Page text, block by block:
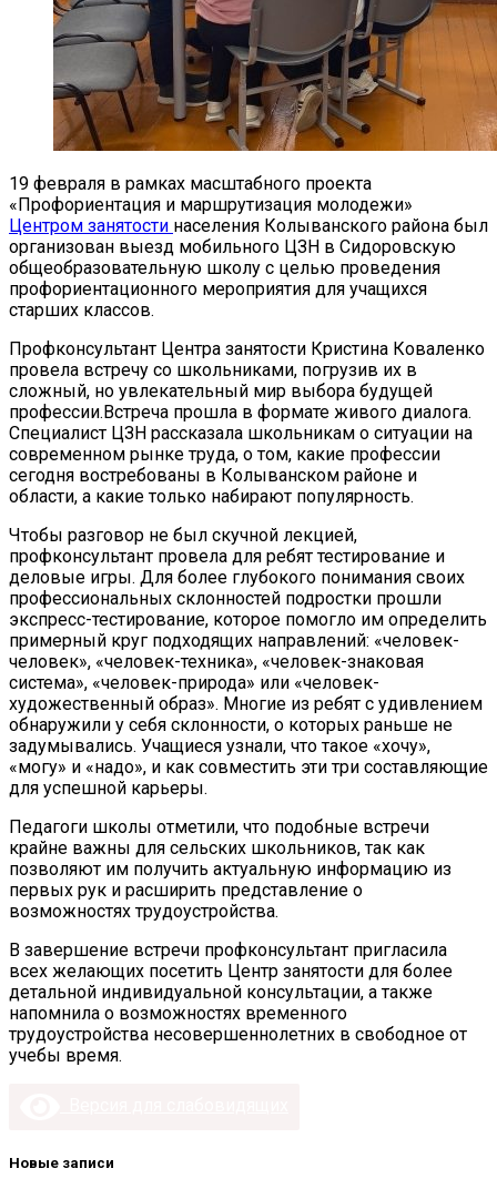
19 февраля в рамках масштабного проекта
«Профориентация и маршрутизация молодежи»
Центром занятости населения Колыванского района был
организован выезд мобильного ЦЗН в Сидоровскую
общеобразовательную школу с целью проведения
профориентационного мероприятия для учащихся
старших классов.
Профконсультант Центра занятости Кристина Коваленко
провела встречу со школьниками, погрузив их в
сложный, но увлекательный мир выбора будущей
профессии.Встреча прошла в формате живого диалога.
Специалист ЦЗН рассказала школьникам о ситуации на
современном рынке труда, о том, какие профессии
сегодня востребованы в Колыванском районе и
области, а какие только набирают популярность.
Чтобы разговор не был скучной лекцией,
профконсультант провела для ребят тестирование и
деловые игры. Для более глубокого понимания своих
профессиональных склонностей подростки прошли
экспресс-тестирование, которое помогло им определить
примерный круг подходящих направлений: «человек-
человек», «человек-техника», «человек-знаковая
система», «человек-природа» или «человек-
художественный образ». Многие из ребят с удивлением
обнаружили у себя склонности, о которых раньше не
задумывались. Учащиеся узнали, что такое «хочу»,
«могу» и «надо», и как совместить эти три составляющие
для успешной карьеры.
Педагоги школы отметили, что подобные встречи
крайне важны для сельских школьников, так как
позволяют им получить актуальную информацию из
первых рук и расширить представление о
возможностях трудоустройства.
В завершение встречи профконсультант пригласила
всех желающих посетить Центр занятости для более
детальной индивидуальной консультации, а также
напомнила о возможностях временного
трудоустройства несовершеннолетних в свободное от
учебы время.
Новые записи